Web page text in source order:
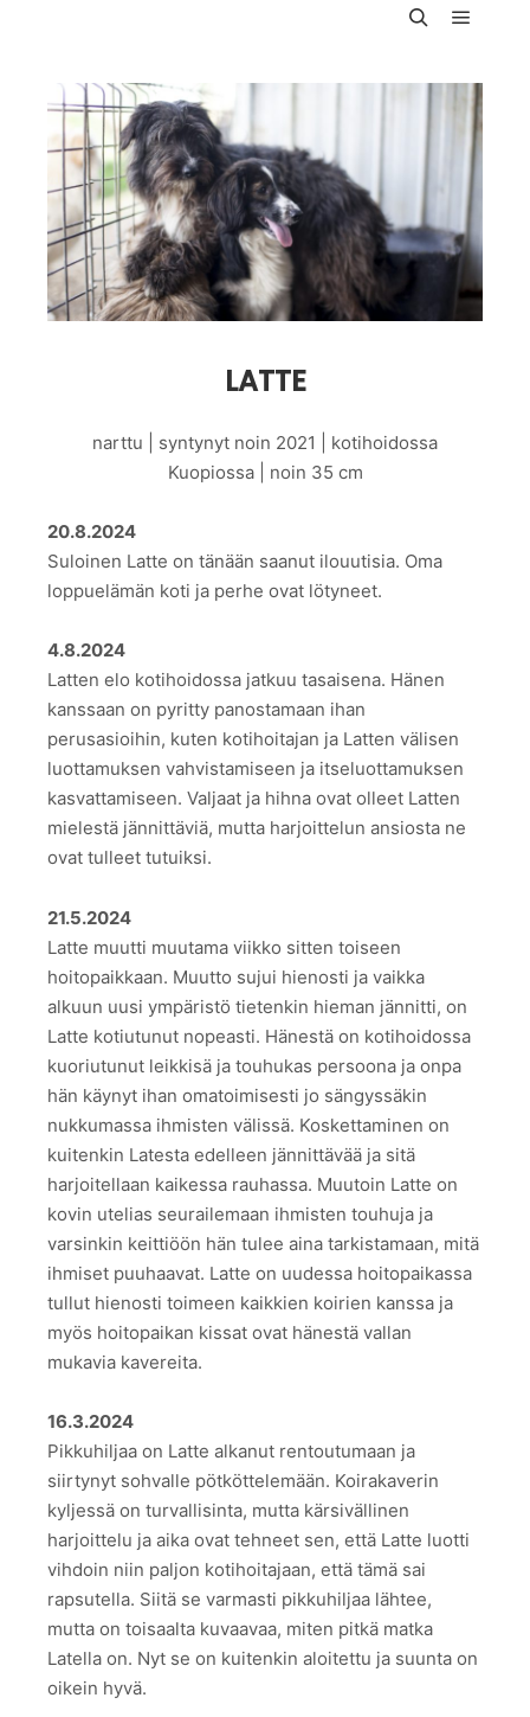
LATTE
narttu | syntynyt noin 2021 | kotihoidossa
Kuopiossa | noin 35 cm
20.8.2024
Suloinen Latte on tänään saanut ilouutisia. Oma
loppuelämän koti ja perhe ovat lötyneet.
4.8.2024
Latten elo kotihoidossa jatkuu tasaisena. Hänen
kanssaan on pyritty panostamaan ihan
perusasioihin, kuten kotihoitajan ja Latten välisen
luottamuksen vahvistamiseen ja itseluottamuksen
kasvattamiseen. Valjaat ja hihna ovat olleet Latten
mielestä jännittäviä, mutta harjoittelun ansiosta ne
ovat tulleet tutuiksi.
21.5.2024
Latte muutti muutama viikko sitten toiseen
hoitopaikkaan. Muutto sujui hienosti ja vaikka
alkuun uusi ympäristö tietenkin hieman jännitti, on
Latte kotiutunut nopeasti. Hänestä on kotihoidossa
kuoriutunut leikkisä ja touhukas persoona ja onpa
hän käynyt ihan omatoimisesti jo sängyssäkin
nukkumassa ihmisten välissä. Koskettaminen on
kuitenkin Latesta edelleen jännittävää ja sitä
harjoitellaan kaikessa rauhassa. Muutoin Latte on
kovin utelias seurailemaan ihmisten touhuja ja
varsinkin keittiöön hän tulee aina tarkistamaan, mitä
ihmiset puuhaavat. Latte on uudessa hoitopaikassa
tullut hienosti toimeen kaikkien koirien kanssa ja
myös hoitopaikan kissat ovat hänestä vallan
mukavia kavereita.
16.3.2024
Pikkuhiljaa on Latte alkanut rentoutumaan ja
siirtynyt sohvalle pötköttelemään. Koirakaverin
kyljessä on turvallisinta, mutta kärsivällinen
harjoittelu ja aika ovat tehneet sen, että Latte luotti
vihdoin niin paljon kotihoitajaan, että tämä sai
rapsutella. Siitä se varmasti pikkuhiljaa lähtee,
mutta on toisaalta kuvaavaa, miten pitkä matka
Latella on. Nyt se on kuitenkin aloitettu ja suunta on
oikein hyvä.